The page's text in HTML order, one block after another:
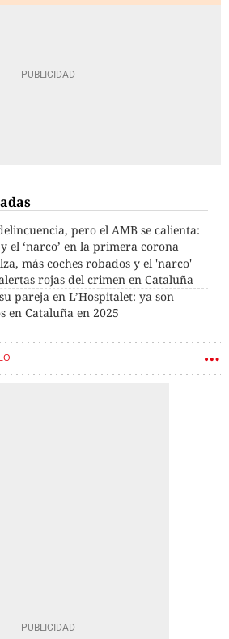
pero el AMB se calienta:
el ‘narco’ en la primera corona
más coches robados y el 'narco'
rojas del crimen en Cataluña
pareja en L’Hospitalet: ya son
en Cataluña en 2025